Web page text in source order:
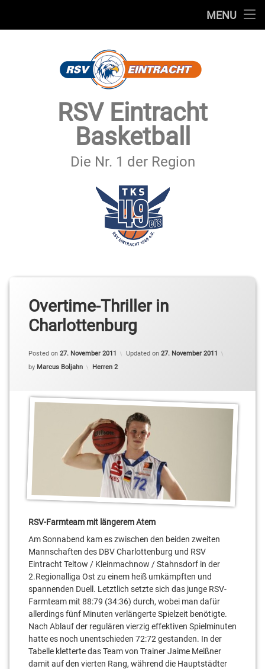
MENU
SECHSTER MANN
IMPRESSUM & DATENSCHUTZ
RSV Eintracht
Basketball
Die Nr. 1 der Region
Overtime-Thriller in
Charlottenburg
Posted on 27. November 2011 Updated on 27. November 2011
by Marcus Boljahn Categories:
Herren 2
RSV-Farmteam mit längerem Atem
Am Sonnabend kam es zwischen den beiden zweiten
Mannschaften des DBV Charlottenburg und RSV
Eintracht Teltow / Kleinmachnow / Stahnsdorf in der
2.Regionalliga Ost zu einem heiß umkämpften und
spannenden Duell. Letztlich setzte sich das junge RSV-
Farmteam mit 88:79 (34:36) durch, wobei man dafür
allerdings fünf Minuten verlängerte Spielzeit benötigte.
Nach Ablauf der regulären vierzig effektiven Spielminuten
hatte es noch unentschieden 72:72 gestanden. In der
Tabelle kletterte das Team von Trainer Jaime Meißner
damit auf den vierten Rang, während die Hauptstädter